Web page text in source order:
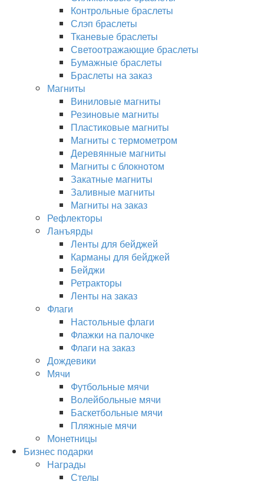
Контрольные браслеты
Слэп браслеты
Тканевые браслеты
Светоотражающие браслеты
Бумажные браслеты
Браслеты на заказ
Магниты
Виниловые магниты
Резиновые магниты
Пластиковые магниты
Магниты с термометром
Деревянные магниты
Магниты с блокнотом
Закатные магниты
Заливные магниты
Магниты на заказ
Рефлекторы
Ланъярды
Ленты для бейджей
Карманы для бейджей
Бейджи
Ретракторы
Ленты на заказ
Флаги
Настольные флаги
Флажки на палочке
Флаги на заказ
Дождевики
Мячи
Футбольные мячи
Волейбольные мячи
Баскетбольные мячи
Пляжные мячи
Монетницы
Бизнес подарки
Награды
Стелы